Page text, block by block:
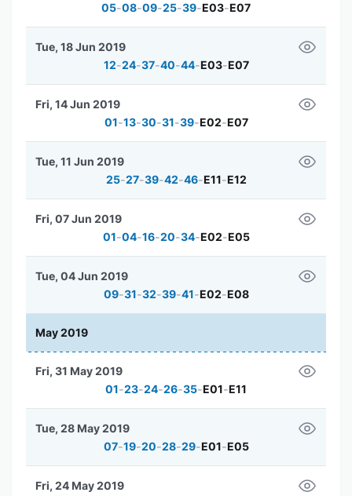
05-08-09-25-39-E03-E07
12-24-37-40-44-E03-E07
Tue, 18 Jun 2019
01-13-30-31-39-E02-E07
Fri, 14 Jun 2019
25-27-39-42-46-E11-E12
Tue, 11 Jun 2019
01-04-16-20-34-E02-E05
Fri, 07 Jun 2019
09-31-32-39-41-E02-E08
Tue, 04 Jun 2019
May 2019
01-23-24-26-35-E01-E11
Fri, 31 May 2019
07-19-20-28-29-E01-E05
Tue, 28 May 2019
Fri, 24 May 2019